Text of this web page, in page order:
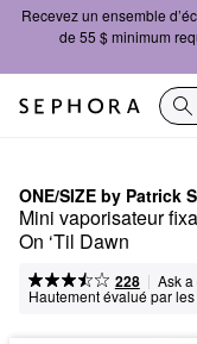
Recevez un ensemble
de 55 $ minimum
ONE/SIZE by Patrick
Mini vaporisateur
On ‘Til Dawn
228 | Ask
Hautement évalué par